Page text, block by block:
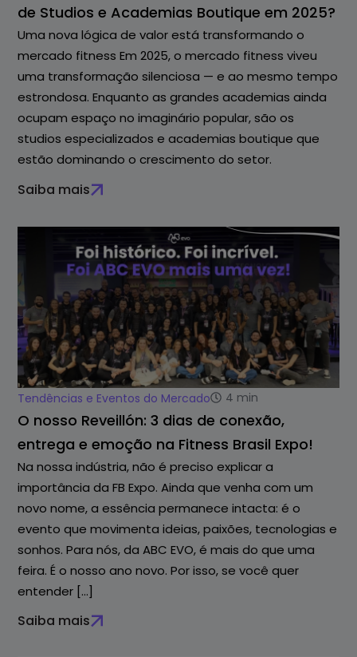
de Studios e Academias Boutique em 2025?
Uma nova lógica de valor está transformando o
mercado fitness Em 2025, o mercado fitness viveu
uma transformação silenciosa — e ao mesmo tempo
estrondosa. Enquanto as grandes academias ainda
ocupam espaço no imaginário popular, são os
studios especializados e academias boutique que
estão dominando o crescimento do setor.
Saiba mais
Tendências e Eventos do Mercado 4 min
O nosso Reveillón: 3 dias de conexão,
entrega e emoção na Fitness Brasil Expo!
Na nossa indústria, não é preciso explicar a
importância da FB Expo. Ainda que venha com um
novo nome, a essência permanece intacta: é o
evento que movimenta ideias, paixões, tecnologias e
sonhos. Para nós, da ABC EVO, é mais do que uma
feira. É o nosso ano novo. Por isso, se você quer
entender […]
Saiba mais